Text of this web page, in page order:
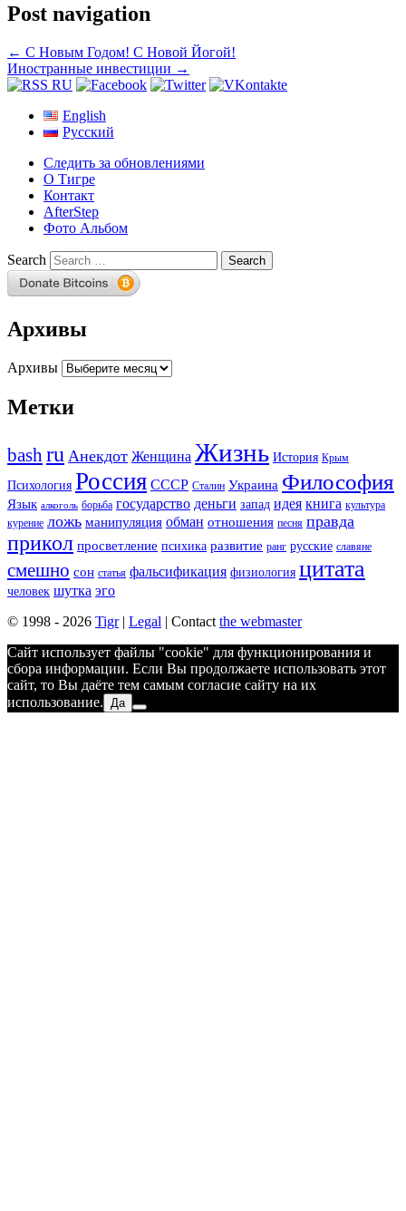
Post navigation
← С Новым Годом! С Новой Йогой!
Иностранные инвестиции →
English
Русский
Следить за обновлениями
О Тигре
Контакт
AfterStep
Фото Альбом
Search
Архивы
Архивы
Метки
bashru Анекдот Женщина Жизнь История Крым
Психология Россия СССР Сталин Украина Философия
Язык алкоголь борьба государство деньги запад идея книга культура
курение ложь манипуляция обман отношения песня правда
прикол просветление психика развитие ранг русские славяне
смешно сон статья фальсификация физиология цитата
человек шутка эго
© 1998 - 2026 Tigr| Legal | Contact the webmaster
Сайт использует файлы "cookie" для функционирования и
сбора информации. Если Вы продолжаете использовать этот
сайт, то Вы даёте тем самым согласие сайту на их
использование. Да